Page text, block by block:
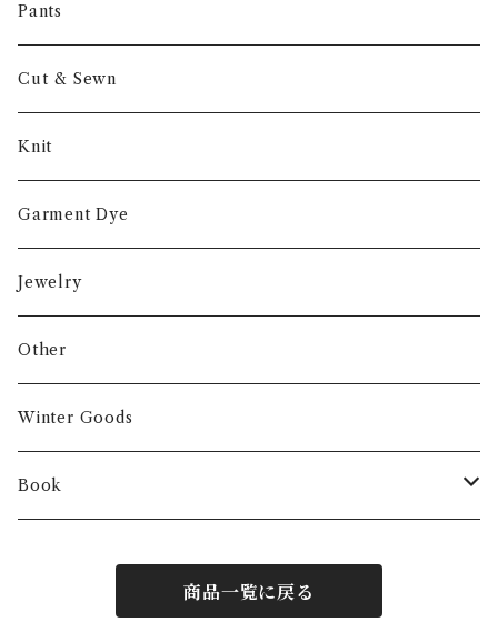
Other
Pants
Cut & Sewn
Knit
Garment Dye
Jewelry
Other
Winter Goods
Book
商品一覧に戻る